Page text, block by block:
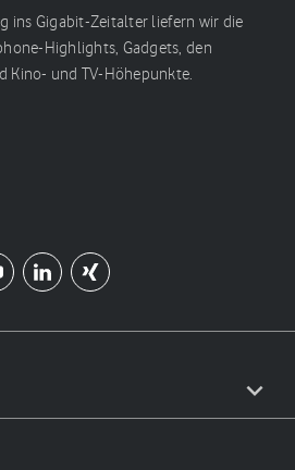
ins Gigabit-Zeitalter liefern wir die
Highlights, Gadgets, den
Kino- und TV-Höhepunkte.